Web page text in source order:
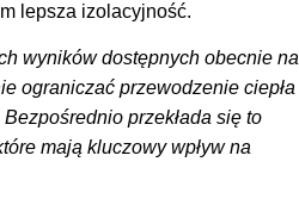
lepsza izolacyjność.
wyników dostępnych obecnie na
ograniczać przewodzenie ciepła
przekłada się to
mają kluczowy wpływ na